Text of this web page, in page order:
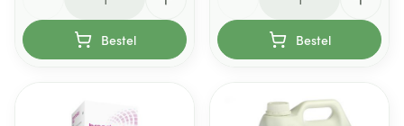
Bestel Bestel